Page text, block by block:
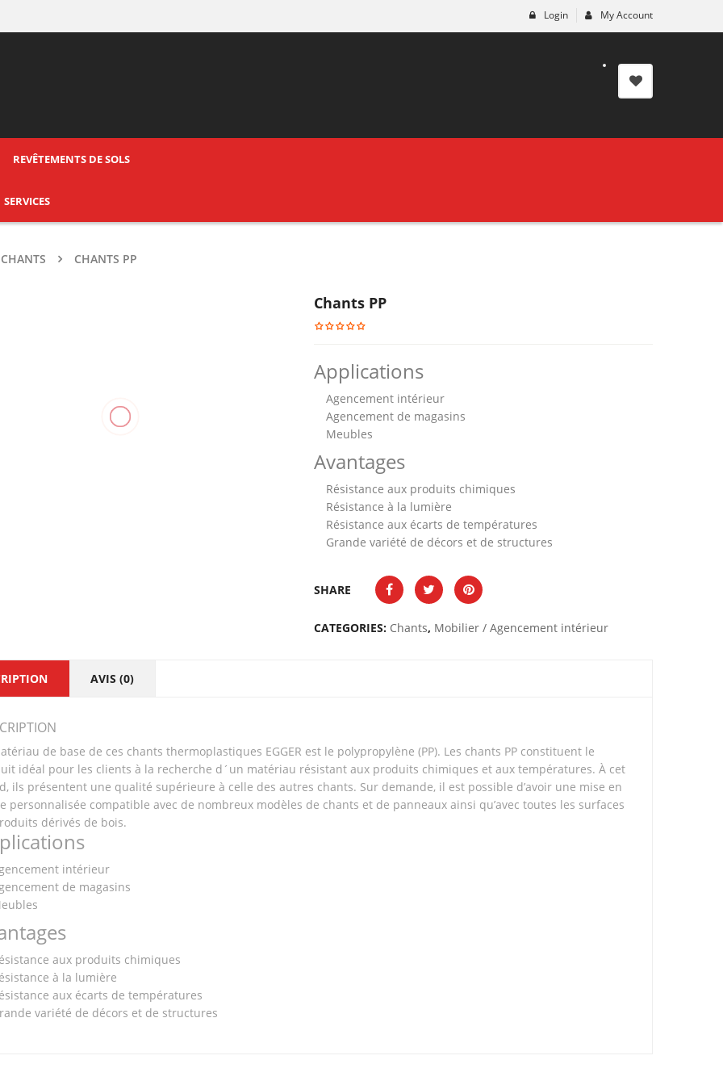
My Account
Login
REVÊTEMENTS DE SOLS
SERVICES
CHANTS CHANTS PP
Chants PP
Applications
Agencement intérieur
Agencement de magasins
Meubles
Avantages
Résistance aux produits chimiques
Résistance à la lumière
Résistance aux écarts de températures
Grande variété de décors et de structures
SHARE
CATEGORIES: Chants, Mobilier / Agencement intérieur
AVIS (0)
de base de ces chants thermoplastiques EGGER est le polypropylène (PP). Les chants PP constituent le
idéal pour les clients à la recherche d´un matériau résistant aux produits chimiques et aux températures. À cet
ils présentent une qualité supérieure à celle des autres chants. Sur demande, il est possible d’avoir une mise en
personnalisée compatible avec de nombreux modèles de chants et de panneaux ainsi qu’avec toutes les surfaces
dérivés de bois.
intérieur
de magasins
aux produits chimiques
à la lumière
aux écarts de températures
variété de décors et de structures